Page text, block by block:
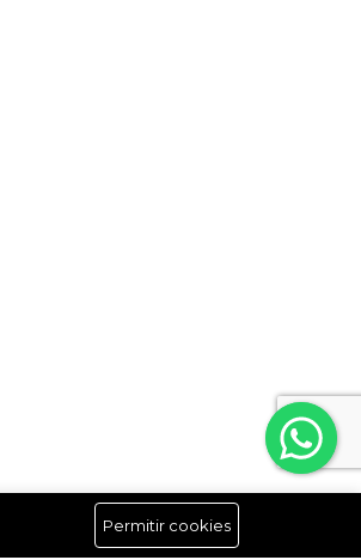
Síguenos
Permitir cookies